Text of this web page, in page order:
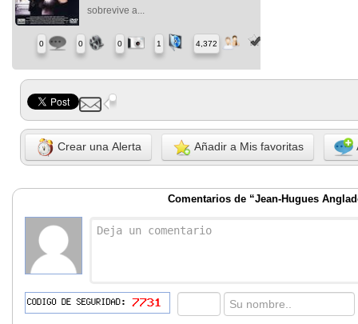
sobrevive a...
0 0 0 1 4,372
Crear una Alerta Añadir a Mis favoritas
Comentarios de “Jean-Hugues